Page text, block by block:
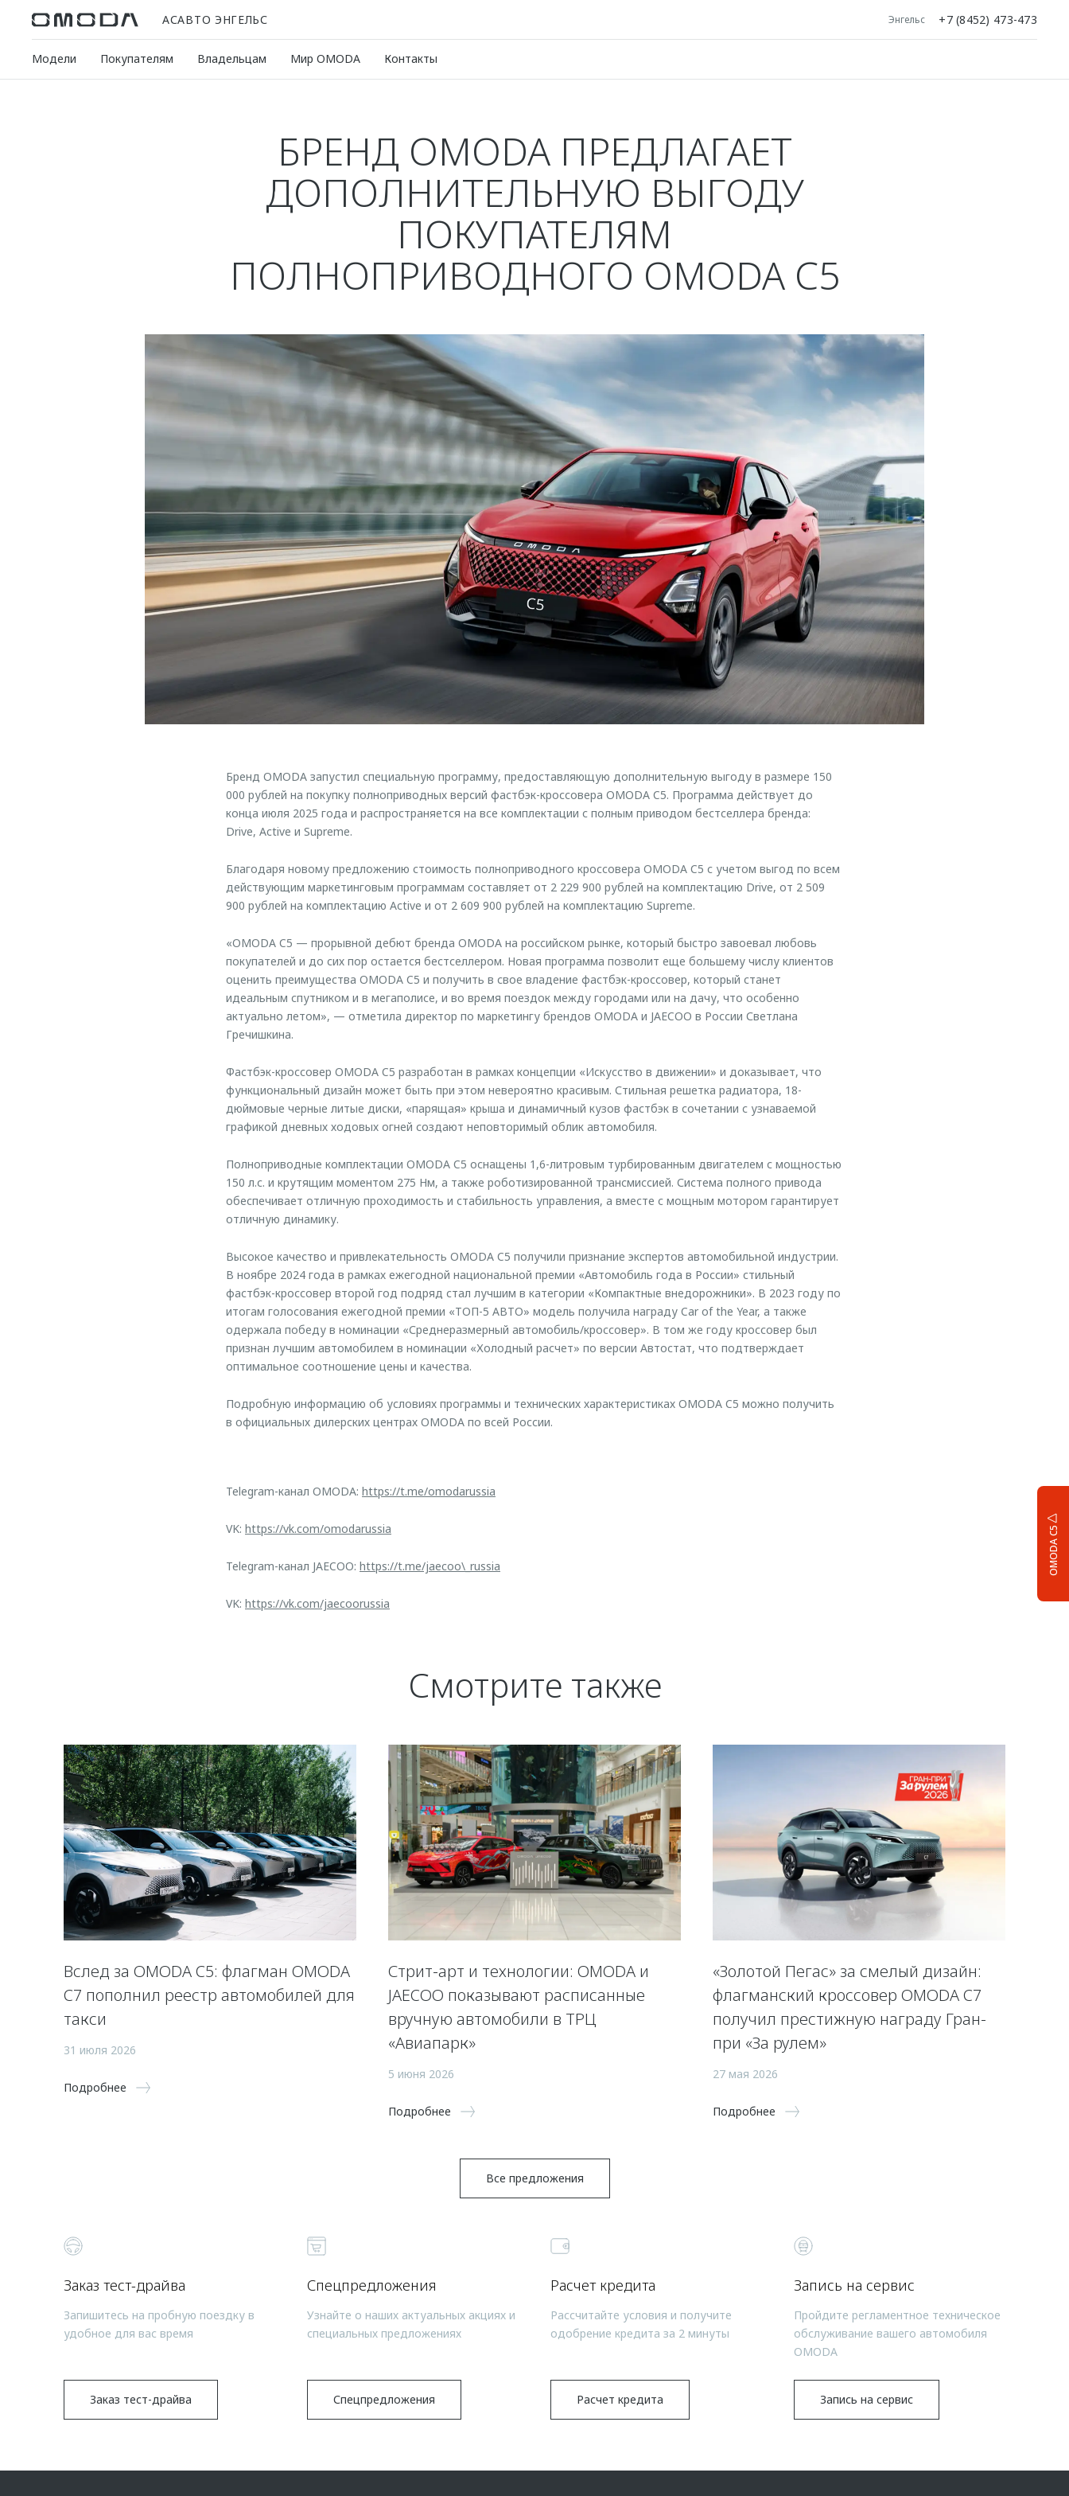
АСАВТО ЭНГЕЛЬС Энгельс +7 (8452) 473-473
Модели Покупателям Владельцам Мир OMODA Контакты
OMODA C5
БРЕНД OMODA ПРЕДЛАГАЕТ
ДОПОЛНИТЕЛЬНУЮ ВЫГОДУ
ПОКУПАТЕЛЯМ
ПОЛНОПРИВОДНОГО OMODA C5
Бренд OMODA запустил специальную программу, предоставляющую дополнительную выгоду в размере 150
000 рублей на покупку полноприводных версий фастбэк-кроссовера OMODA C5. Программа действует до
конца июля 2025 года и распространяется на все комплектации с полным приводом бестселлера бренда:
Drive, Active и Supreme.
Благодаря новому предложению стоимость полноприводного кроссовера OMODA C5 с учетом выгод по всем
действующим маркетинговым программам составляет от 2 229 900 рублей на комплектацию Drive, от 2 509
900 рублей на комплектацию Active и от 2 609 900 рублей на комплектацию Supreme.
«OMODA C5 — прорывной дебют бренда OMODA на российском рынке, который быстро завоевал любовь
покупателей и до сих пор остается бестселлером. Новая программа позволит еще большему числу клиентов
оценить преимущества OMODA C5 и получить в свое владение фастбэк-кроссовер, который станет
идеальным спутником и в мегаполисе, и во время поездок между городами или на дачу, что особенно
актуально летом», — отметила директор по маркетингу брендов OMODA и JAECOO в России Светлана
Гречишкина.
Фастбэк-кроссовер OMODA C5 разработан в рамках концепции «Искусство в движении» и доказывает, что
функциональный дизайн может быть при этом невероятно красивым. Стильная решетка радиатора, 18-
дюймовые черные литые диски, «парящая» крыша и динамичный кузов фастбэк в сочетании с узнаваемой
графикой дневных ходовых огней создают неповторимый облик автомобиля.
Полноприводные комплектации OMODA C5 оснащены 1,6-литровым турбированным двигателем с мощностью
150 л.с. и крутящим моментом 275 Нм, а также роботизированной трансмиссией. Система полного привода
обеспечивает отличную проходимость и стабильность управления, а вместе с мощным мотором гарантирует
отличную динамику.
Высокое качество и привлекательность OMODA C5 получили признание экспертов автомобильной индустрии.
В ноябре 2024 года в рамках ежегодной национальной премии «Автомобиль года в России» стильный
фастбэк-кроссовер второй год подряд стал лучшим в категории «Компактные внедорожники». В 2023 году по
итогам голосования ежегодной премии «ТОП-5 АВТО» модель получила награду Car of the Year, а также
одержала победу в номинации «Среднеразмерный автомобиль/кроссовер». В том же году кроссовер был
признан лучшим автомобилем в номинации «Холодный расчет» по версии Автостат, что подтверждает
оптимальное соотношение цены и качества.
Подробную информацию об условиях программы и технических характеристиках OMODA C5 можно получить
в официальных дилерских центрах OMODA по всей России.
Telegram-канал OMODA: https://t.me/omodarussia
VK: https://vk.com/omodarussia
Telegram-канал JAECOO: https://t.me/jaecoo\_russia
VK: https://vk.com/jaecoorussia
Смотрите также
Вслед за OMODA C5: флагман OMODA
C7 пополнил реестр автомобилей для
такси
31 июля 2026
Подробнее
Стрит-арт и технологии: OMODA и
JAECOO показывают расписанные
вручную автомобили в ТРЦ
«Авиапарк»
5 июня 2026
Подробнее
«Золотой Пегас» за смелый дизайн:
флагманский кроссовер OMODA C7
получил престижную награду Гран-
при «За рулем»
27 мая 2026
Подробнее
Все предложения
Заказ тест-драйва
Запишитесь на пробную поездку в
удобное для вас время
Заказ тест-драйва
Спецпредложения
Узнайте о наших актуальных акциях и
специальных предложениях
Спецпредложения
Расчет кредита
Рассчитайте условия и получите
одобрение кредита за 2 минуты
Расчет кредита
Запись на сервис
Пройдите регламентное техническое
обслуживание вашего автомобиля
OMODA
Запись на сервис